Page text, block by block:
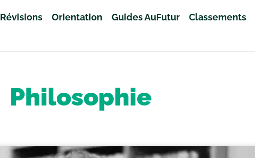
Révisions Orientation Guides AuFutur Classements
Philosophie